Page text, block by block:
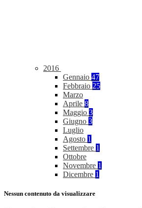
2016
Gennaio 47
Febbraio 25
Marzo
Aprile 8
Maggio 3
Giugno 3
Luglio
Agosto 1
Settembre 1
Ottobre
Novembre 1
Dicembre 1
Nessun contenuto da visualizzare